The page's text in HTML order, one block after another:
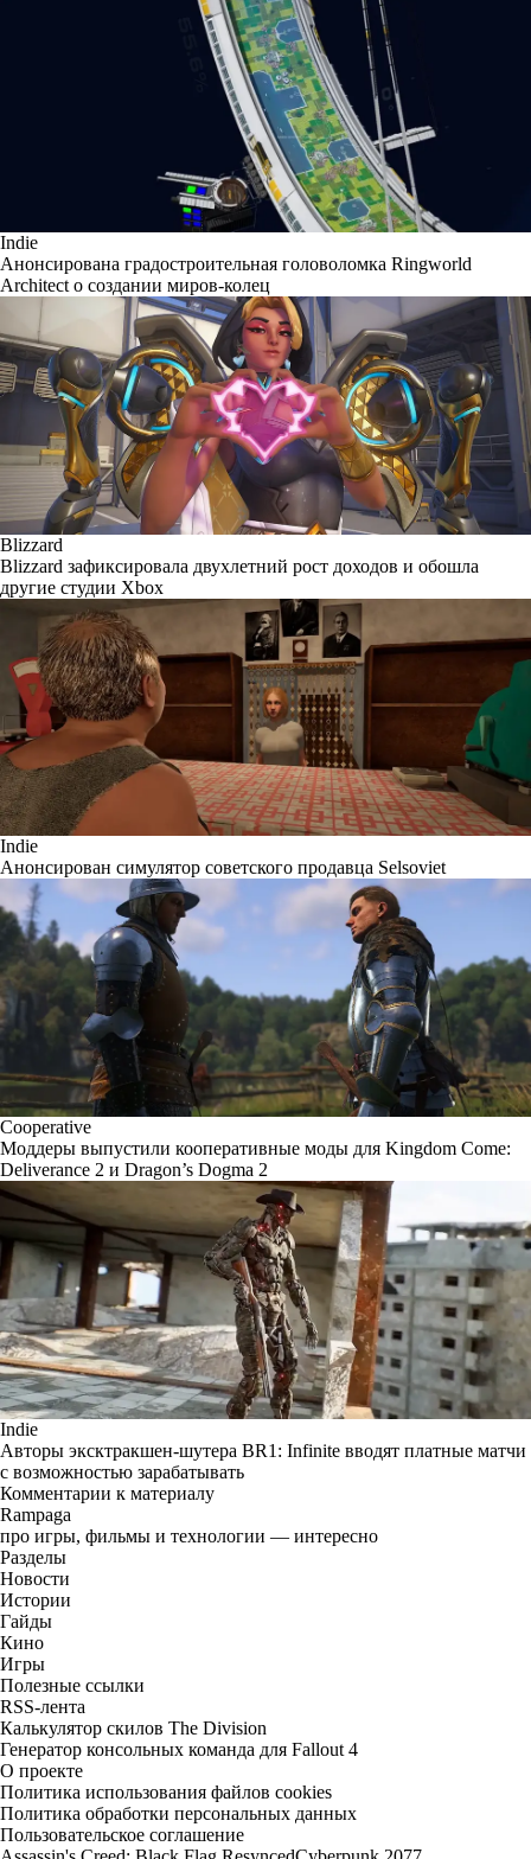
Indie
Анонсирована градостроительная головоломка Ringworld
Architect о создании миров-колец
Blizzard
Blizzard зафиксировала двухлетний рост доходов и обошла
другие студии Xbox
Indie
Анонсирован симулятор советского продавца Selsoviet
Cooperative
Моддеры выпустили кооперативные моды для Kingdom Come:
Deliverance 2 и Dragon’s Dogma 2
Indie
Авторы эксктракшен-шутера BR1: Infinite вводят платные матчи
с возможностью зарабатывать
Комментарии к материалу
Rampaga
про игры, фильмы и технологии — интересно
Разделы
Новости
Истории
Гайды
Кино
Игры
Полезные ссылки
RSS-лента
Калькулятор скилов The Division
Генератор консольных команда для Fallout 4
О проекте
Политика использования файлов cookies
Политика обработки персональных данных
Пользовательское соглашение